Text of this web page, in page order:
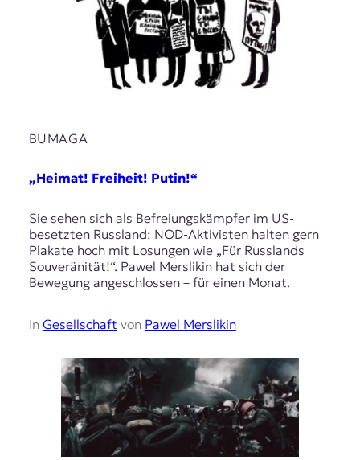
BUMAGA
„Heimat! Freiheit! Putin!“
Sie sehen sich als Befreiungskämpfer im US-
besetzten Russland: NOD-Aktivisten halten gern
Plakate hoch mit Losungen wie „Für Russlands
Souveränität!“. Pawel Merslikin hat sich der
Bewegung angeschlossen – für einen Monat.
In Gesellschaft von Pawel Merslikin